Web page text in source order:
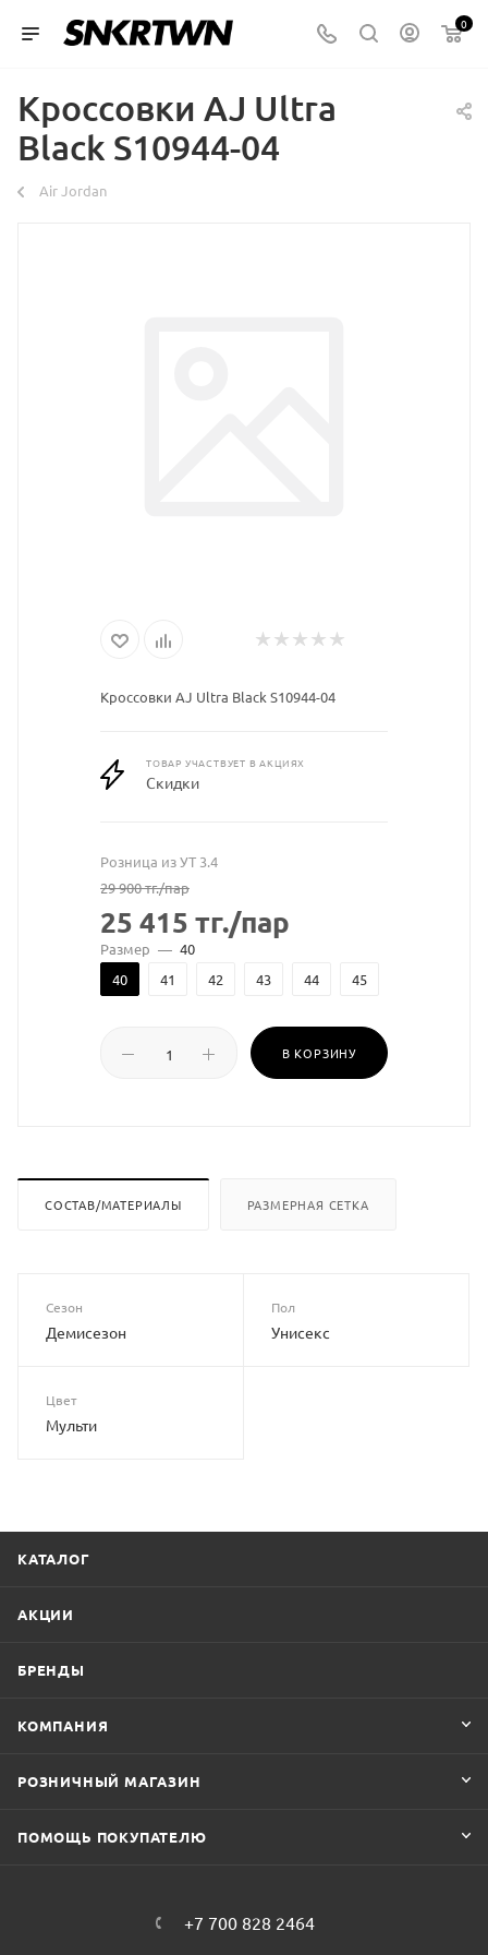
0
Кроссовки AJ Ultra
Black S10944-04
Air Jordan
Кроссовки AJ Ultra Black S10944-04
ТОВАР УЧАСТВУЕТ В АКЦИЯХ
Скидки
Розница из УТ 3.4
29 900тг./пар
25 415 тг./пар
Размер — 40
40
41 42 43 44 45
В КОРЗИНУ
СОСТАВ/МАТЕРИАЛЫ РАЗМЕРНАЯ СЕТКА
Сезон
Демисезон
Пол
Унисекс
Цвет
Мульти
КАТАЛОГ
АКЦИИ
БРЕНДЫ
КОМПАНИЯ
РОЗНИЧНЫЙ МАГАЗИН
ПОМОЩЬ ПОКУПАТЕЛЮ
+7 700 828 2464